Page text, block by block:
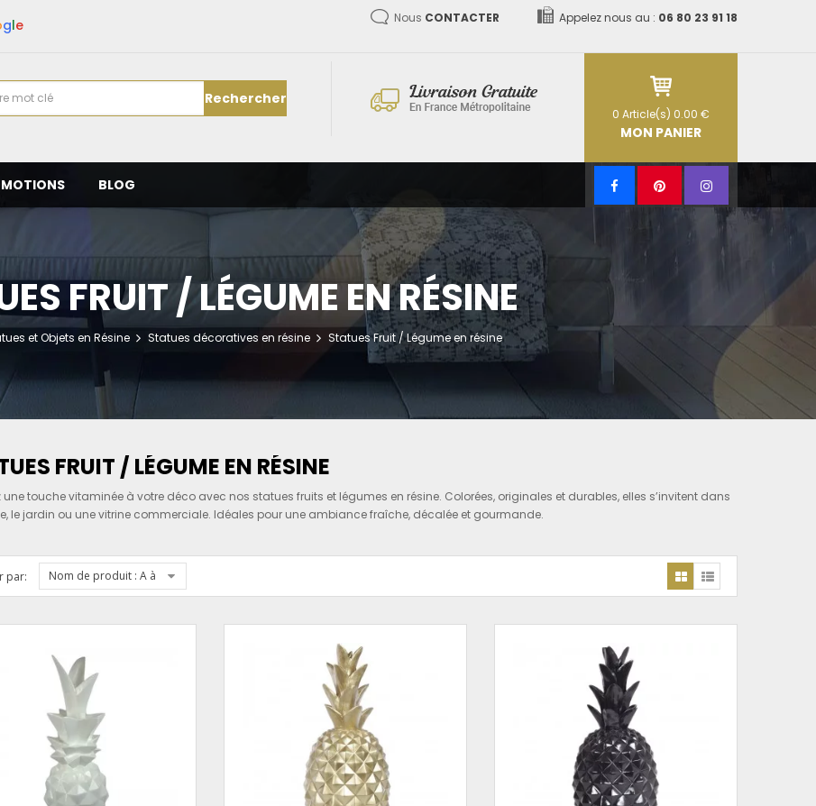
gle Nous CONTACTER Appelez nous au : 06 80 23 91 18
Rechercher
0 Article(s) 0.00 €
MON PANIER
BLOG
FRUIT / LÉGUME EN RÉSINE
et Objets en Résine Statues décoratives en résine Statues Fruit / Légume en résine
FRUIT / LÉGUME EN RÉSINE
une touche vitaminée à votre déco avec nos statues fruits et légumes en résine. Colorées, originales et durables, elles s’invitent dans
le jardin ou une vitrine commerciale. Idéales pour une ambiance fraîche, décalée et gourmande.
par: Nom de produit : A à Z